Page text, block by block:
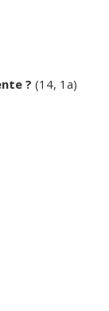
? (14, 1a)